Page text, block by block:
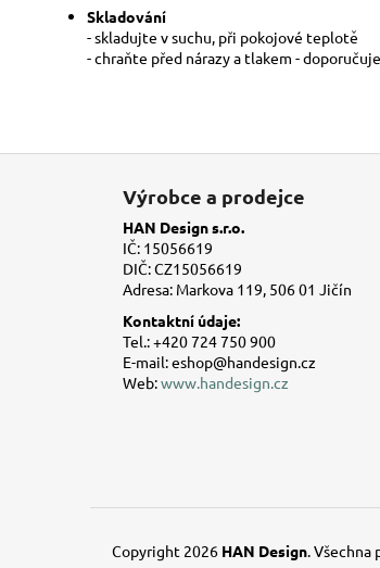
Skladování
- skladujte v suchu, při pokojové teplotě
- chraňte před nárazy a tlakem -
Výrobce a prodejce
HAN Design s.r.o.
IČ: 15056619
DIČ: CZ15056619
Adresa: Markova 119, 506 01 Jičín
Kontaktní údaje:
Tel.: +420 724 750 900
E-mail: eshop@handesign.cz
Web:www.handesign.cz
Copyright 2026 HAN Design. Všechna